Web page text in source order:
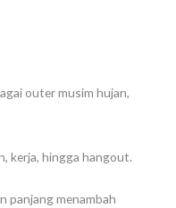
outer musim hujan,
kerja, hingga hangout.
panjang menambah